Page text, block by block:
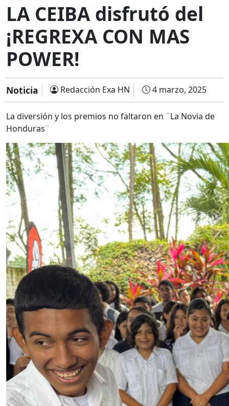
LA CEIBA disfrutó del
¡REGREXA CON MAS
POWER!
Noticia Redacción Exa HN 4 marzo, 2025
La diversión y los premios no faltaron en ¨La Novia de
Honduras¨